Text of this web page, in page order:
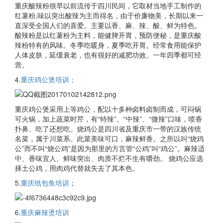
重庆酸辣粉很早以前流传于四川民间，它取材当地手工制作的
红薯粉,味以突出酸辣为主而得名，由于价廉物美，长期以来一
直深受全国人们的喜爱。主要以香、麻、辣、酸、鲜为特色。
酸辣粉是以红薯粉为主料，能健脾开胃，预防便秘，是重庆酸
辣粉特有的风味。冬季吃暖身，夏季吃开胃。经常食用能保护
人体皮肤，延缓衰老，也有很好的减肥功效。一年四季都可经
营。
4.重庆鸡公煲培训；
重庆鸡公煲采用上等鸡公，配以十多种卤料卤制而成，可闷锅
可火锅，加上蔬菜时芹，有“特辣”、“中辣”、“微辣”口味，喷香
扑鼻、吃了还想吃。烧鸡公是四川省及重庆市一带的汉族传统
名菜，属于川菜系。此菜美味可口，麻辣鲜香。之所以叫“烧鸡
公”而不叫“烧公鸡”是因为那里的方言管“公鸡”叫“鸡公”。麻辣适
中、香味宜人、鲜味突出、肉质不烂不生有嚼劲。 烧鸡公应选
择土公鸡，用肉鸡代替就失去了其本色。
5.重庆纸包鱼培训 ；
6.重庆麻辣烫培训